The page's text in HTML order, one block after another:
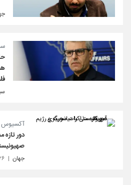
آکسیوس
دور تازه
جهان